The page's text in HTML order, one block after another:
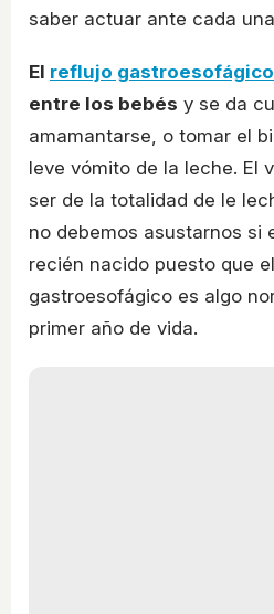
saber actuar ante cada
El reflujo gastroesofágico
entre los bebés y se da
amamantarse, o tomar el
leve vómito de la leche. El
ser de la totalidad de le
no debemos asustarnos si
recién nacido puesto que
gastroesofágico es algo
primer año de vida.